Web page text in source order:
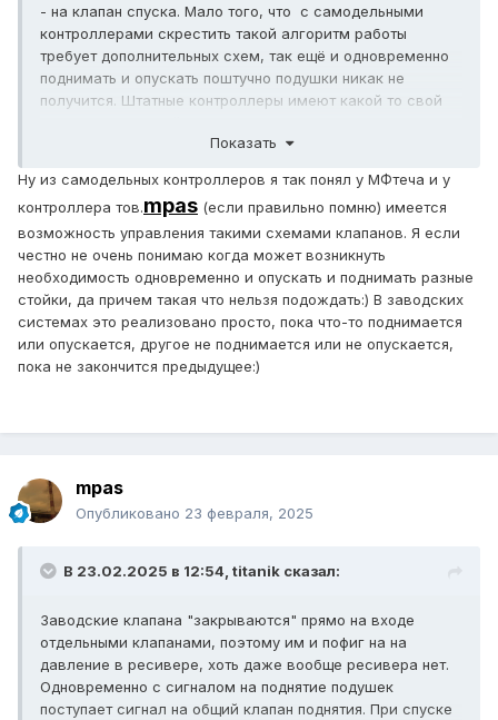
- на клапан спуска. Мало того, что с самодельными
контроллерами скрестить такой алгоритм работы
требует дополнительных схем, так ещё и одновременно
поднимать и опускать поштучно подушки никак не
получится. Штатные контроллеры имеют какой то свой
Показать
Ну из самодельных контроллеров я так понял у МФтеча и у
контроллера тов.mpas (если правильно помню) имеется
возможность управления такими схемами клапанов. Я если
честно не очень понимаю когда может возникнуть
необходимость одновременно и опускать и поднимать разные
стойки, да причем такая что нельзя подождать:) В заводских
системах это реализовано просто, пока что-то поднимается
или опускается, другое не поднимается или не опускается,
пока не закончится предыдущее:)
mpas
Опубликовано 23 февраля, 2025
В 23.02.2025 в 12:54, titanik сказал:
Заводские клапана "закрываются" прямо на входе
отдельными клапанами, поэтому им и пофиг на на
давление в ресивере, хоть даже вообще ресивера нет.
Одновременно с сигналом на поднятие подушек
поступает сигнал на общий клапан поднятия. При спуске